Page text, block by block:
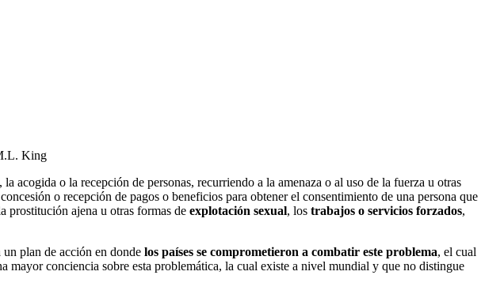
King
acogida o la recepción de personas, recurriendo a la amenaza o al uso de la fuerza u otras
o recepción de pagos o beneficios para obtener el consentimiento de una persona que
prostitución ajena u otras formas de explotación sexual, los trabajos o servicios forzados,
plan de acción en donde los países se comprometieron a combatir este problema, el cual
mayor conciencia sobre esta problemática, la cual existe a nivel mundial y que no distingue